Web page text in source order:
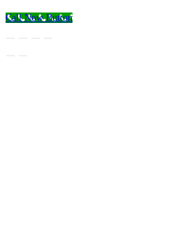
Call Now Button